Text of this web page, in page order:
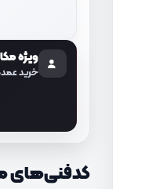
ویژه
خرید
کدفنی‌های